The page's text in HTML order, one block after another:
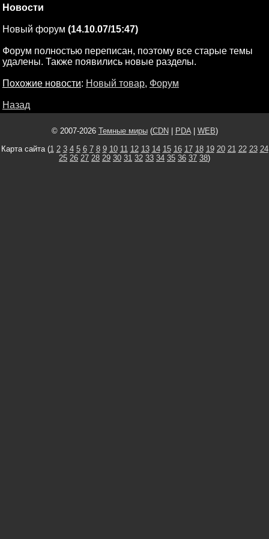
Новости
Новый форум (14.10.07/15:47)
Форум полностью переписан, поэтому все старые темы
удалены. Также появились новые разделы.
Похожие новости: Новый товар, Форум
Назад
© 2007-2026 Темные миры(CDN PDA| WEB)
Карта сайта (1 2 3 4 5 6 7 8 9 10 11 12 13 14 15 16 17 18 19 20 21 22 23 24
25 26 27 28 29 30 31 32 33 34 35 36 37 38)